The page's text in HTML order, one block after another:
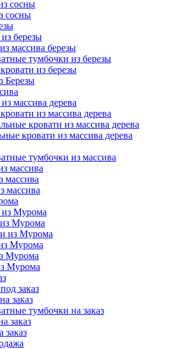
сосны
сосны
березы
массива березы
тумбочки из березы
из березы
Березы
массива дерева
из массива дерева
кровати из массива дерева
кровати из массива дерева
тумбочки из массива
массива
массива
массива
из Мурома
Мурома
из Мурома
Мурома
Мурома
Мурома
заказ
заказ
тумбочки на заказ
заказ
заказ